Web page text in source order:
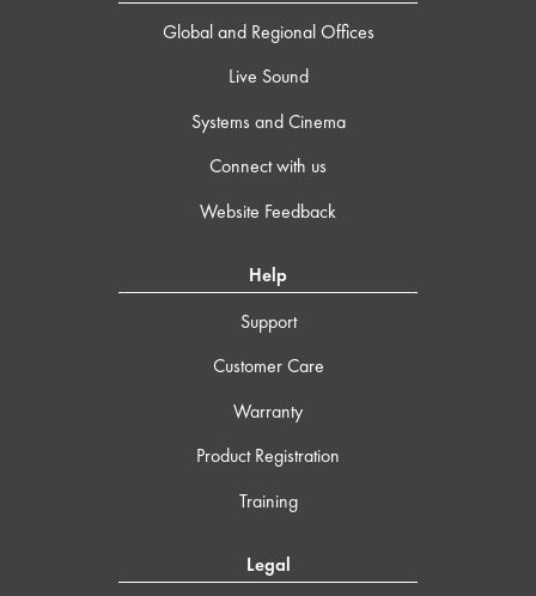
Global and Regional Offices
Live Sound
Systems and Cinema
Connect with us
Website Feedback
Help
Support
Customer Care
Warranty
Product Registration
Training
Legal